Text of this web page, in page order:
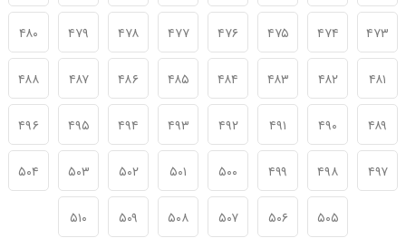
۴۷۳ ۴۷۴ ۴۷۵ ۴۷۶ ۴۷۷ ۴۷۸ ۴۷۹ ۴۸۰
۴۸۱ ۴۸۲ ۴۸۳ ۴۸۴ ۴۸۵ ۴۸۶ ۴۸۷ ۴۸۸
۴۸۹ ۴۹۰ ۴۹۱ ۴۹۲ ۴۹۳ ۴۹۴ ۴۹۵ ۴۹۶
۴۹۷ ۴۹۸ ۴۹۹ ۵۰۰ ۵۰۱ ۵۰۲ ۵۰۳ ۵۰۴
۵۰۵ ۵۰۶ ۵۰۷ ۵۰۸ ۵۰۹ ۵۱۰